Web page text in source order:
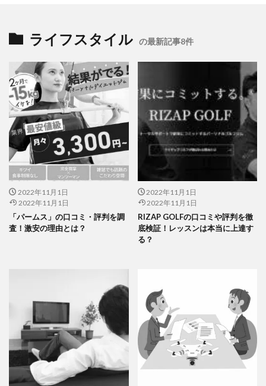
ライフスタイル の最新記事8件
2022年11月1日
2022年11月1日
「パームス」の口コミ・評判を調
査！激安の理由とは？
2022年11月1日
2022年11月1日
RIZAP GOLFの口コミや評判を徹
底検証！レッスンは本当に上達す
る？